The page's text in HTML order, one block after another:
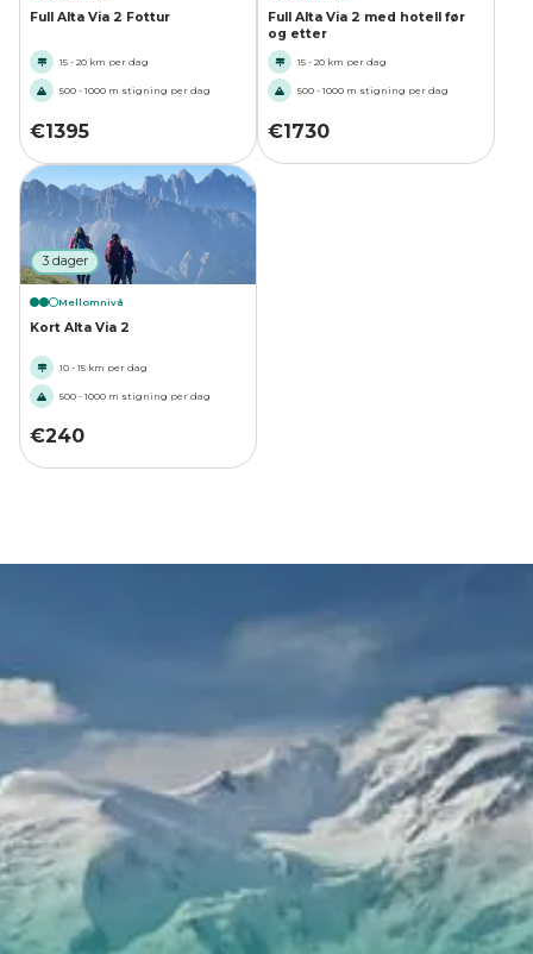
Full Alta Via 2 Fottur
15 - 20 km per dag
500 - 1000 m stigning per dag
€1395
Full Alta Via 2 med hotell før
og etter
15 - 20 km per dag
500 - 1000 m stigning per dag
€1730
3 dager
Mellomnivå
Kort Alta Via 2
10 - 15 km per dag
500 - 1000 m stigning per dag
€240